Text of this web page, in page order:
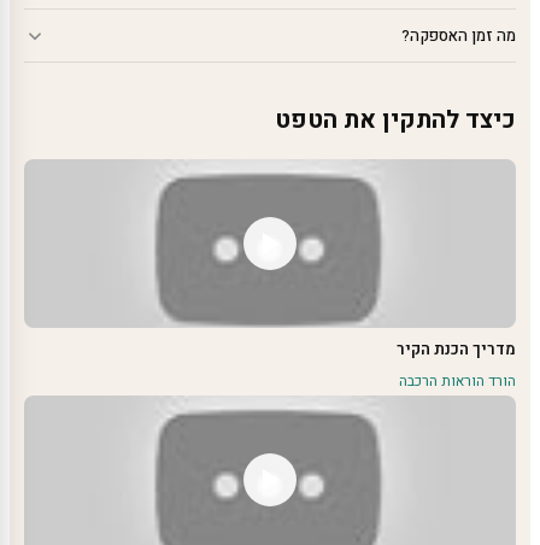
מה זמן האספקה?
כיצד להתקין את הטפט
מדריך הכנת הקיר
הורד הוראות הרכבה